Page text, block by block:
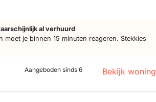
al verhuurd
moet je binnen 15 minuten reageren. Stekkies
Aangeboden sinds 6 Bekijk woning